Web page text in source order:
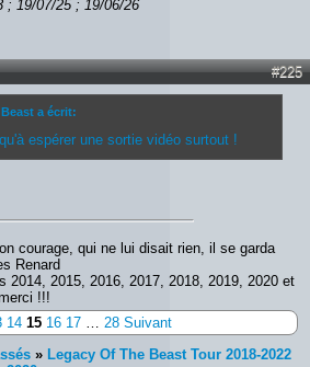
; 19/07/25 ; 19/06/26
#225
a écrit:
espérer une sortie vidéo surtout !
courage, qui ne lui disait rien, il se garda
Renard
2014, 2015, 2016, 2017, 2018, 2019, 2020 et
!!!
14 15 16 17 28 Suivant
» Legacy Of The Beast Tour 2018-2022